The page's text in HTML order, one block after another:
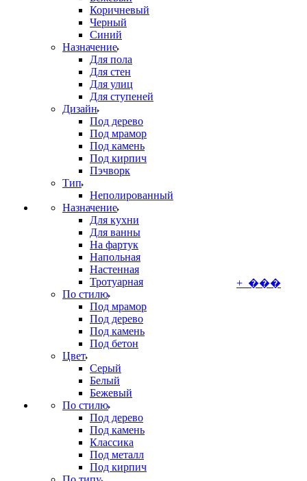
Коричневый
Черный
Синий
Назначение
Для пола
Для стен
Для улиц
Для ступеней
Дизайн
Под дерево
Под мрамор
Под камень
Под кирпич
Пэчворк
Тип
Неполированный
Назначение
Для кухни
Для ванны
На фартук
Напольная
Настенная
Тротуарная
По стилю
Под мрамор
Под дерево
Под камень
Под бетон
Цвет
Серый
Белый
Бежевый
По стилю
Под дерево
Под камень
Классика
Под металл
Под кирпич
+ ���